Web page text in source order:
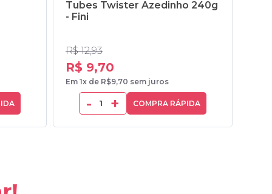
Tubes Twister Azedinho 240g
- Fini
R$ 12,93
R$ 9,70
Em 1x de R$9,70 sem juros
- + COMPRA RÁPIDA